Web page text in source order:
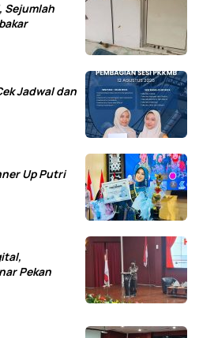
Sejumlah
Jadwal dan
Up Putri
Pekan